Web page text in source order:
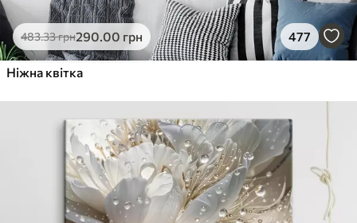
483.33грн290.00 грн 477
Ніжна квітка